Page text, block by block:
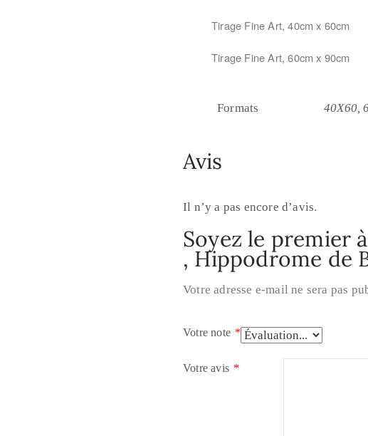
Tirage Fine Art, 40cm x 60cm
Tirage Fine Art, 60cm x 90cm
Formats 40X60,
Avis
Il n’y a pas encore d’avis.
Soyez le premier
, Hippodrome de
Votre adresse e-mail ne sera pas
Votre note *
Votre avis *